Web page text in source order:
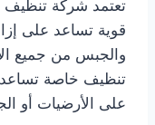
تعتمد شركة تنظيف
قوية تساعد على
والجبس من جميع
تنظيف خاصة تساعد
على الأرضيات أو